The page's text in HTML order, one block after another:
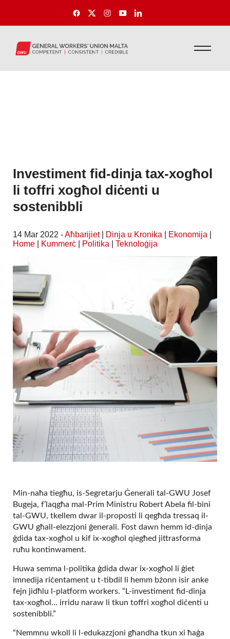
Investiment fid-dinja tax-xogħol
li toffri xogħol diċenti u
sostenibbli
14 Mar 2022 -Aħbarijiet| Dinja u Kronika Ekonomija
Home
Kummerċ Politika Teknoloġija
Min-naħa tiegħu, is-Segretarju Ġenerali tal-GWU Josef
Bugeja, f’laqgħa mal-Prim Ministru Robert Abela fil-bini
tal-GWU, tkellem dwar il-proposti li qegħda tressaq il-
GWU għall-elezzjoni ġenerali. Fost dawn hemm id-dinja
ġdida tax-xogħol u kif ix-xogħol qiegħed jittrasforma
ruħu kontinwament.
Huwa semma l-politika ġdida dwar ix-xogħol li ġiet
imnedija riċentament u t-tibdil li hemm bżonn isir anke
fejn jidħlu l-platform workers. “L-investiment fid-dinja
tax-xogħol… irridu naraw li tkun toffri xogħol diċenti u
sostenibbli.”
“Nemmnu wkoll li l-edukazzjoni għandha tkun xi ħaġa